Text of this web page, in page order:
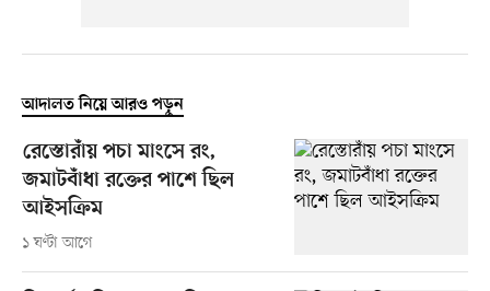
আদালত নিয়ে আরও পড়ুন
রেস্তোরাঁয় পচা মাংসে রং,
জমাটবাঁধা রক্তের পাশে ছিল
আইসক্রিম
১ ঘণ্টা আগে